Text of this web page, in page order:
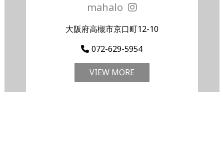
mahalo
大阪府高槻市京口町12-10
072-629-5954
VIEW MORE